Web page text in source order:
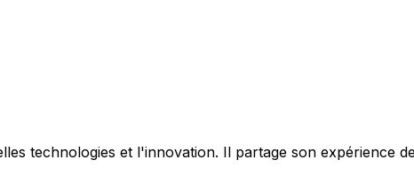
technologies et l'innovation. Il partage son expérience